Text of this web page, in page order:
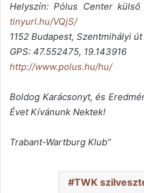
Helyszín: Pólus Center
tinyurl.hu/VQjS/
1152 Budapest, Szentmihályi út
GPS: 47.552475, 19.143916
http://www.polus.hu/hu/
Boldog Karácsonyt, és
Évet Kívánunk Nektek!
Trabant-Wartburg Klub”
TWK